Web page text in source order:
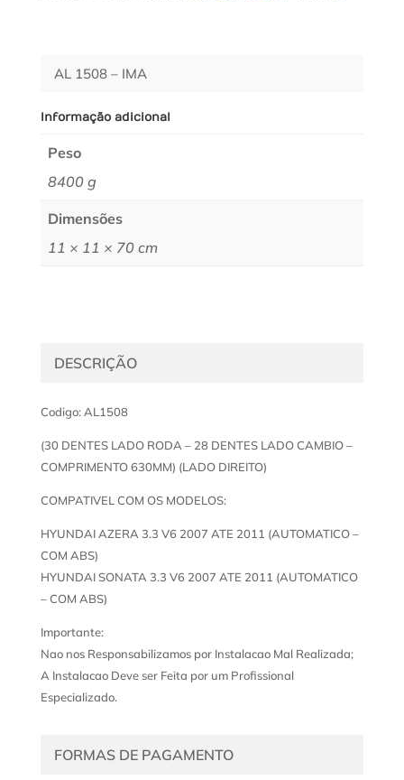
AL 1508 – IMA
Informação adicional
Peso
8400 g
Dimensões
11 × 11 × 70 cm
DESCRIÇÃO
Codigo: AL1508
(30 DENTES LADO RODA – 28 DENTES LADO CAMBIO –
COMPRIMENTO 630MM) (LADO DIREITO)
COMPATIVEL COM OS MODELOS:
HYUNDAI AZERA 3.3 V6 2007 ATE 2011 (AUTOMATICO –
COM ABS)
HYUNDAI SONATA 3.3 V6 2007 ATE 2011 (AUTOMATICO
– COM ABS)
Importante:
Nao nos Responsabilizamos por Instalacao Mal Realizada;
A Instalacao Deve ser Feita por um Profissional
Especializado.
FORMAS DE PAGAMENTO